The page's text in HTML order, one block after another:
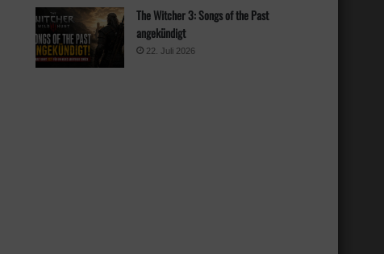
The Witcher 3: Songs of the Past
angekündigt
22. Juli 2026